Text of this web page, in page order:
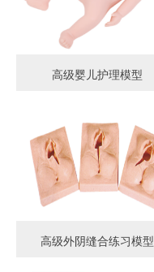
高级婴儿护理模型
高级外阴缝合练习模型